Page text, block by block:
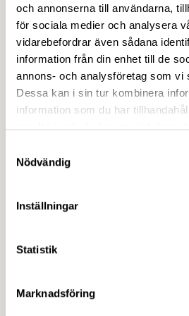
och annonserna till användarna,
för sociala medier och analysera
vidarebefordrar även sådana
information från din enhet till de
annons- och analysföretag som vi
Dessa kan i sin tur kombinera
information som du har
Nödvändig
Inställningar
Statistik
Marknadsföring
Ny rapport:
livsmedelsindustrins
utmaning –
Trots ett antal väldigt
svenska
de kommande fem åren. Det
kompetensbrist – 7 av 10
Livsmedelsföretagen som vill